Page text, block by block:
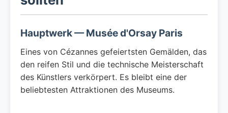
Hauptwerk — Musée d'Orsay Paris
Eines von Cézannes gefeiertsten Gemälden, das
den reifen Stil und die technische Meisterschaft
des Künstlers verkörpert. Es bleibt eine der
beliebtesten Attraktionen des Museums.